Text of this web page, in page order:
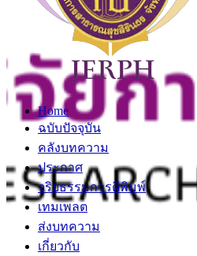
Home
ฉบับปัจจุบัน
คลังบทความ
ประกาศ
จริยธรรมการตีพิมพ์
เทมเพลต
ส่งบทความ
เกี่ยวกับ